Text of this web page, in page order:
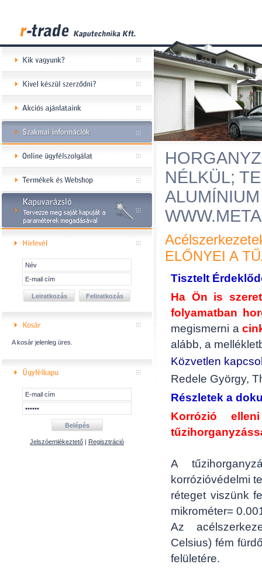
A kosár jelenleg üres.
Jelszóemlékeztető | Regisztráció
NÉLKÜL;
ELŐNYEI A
Tisztelt
Ha Ön is
folyamatban
megismerni a
alább, a
Közvetlen
Redele György,
Részletek a
Korrózió
A
korrózióvédelmi
réteget viszünk
mikrométer=
Az
Celsius) fém
felületére.